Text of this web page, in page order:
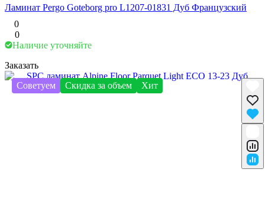
Ламинат Pergo Goteborg pro L1207-01831 Дуб Французский
0
0
Наличие уточняйте
Заказать
Советуем
Скидка за объем Хит